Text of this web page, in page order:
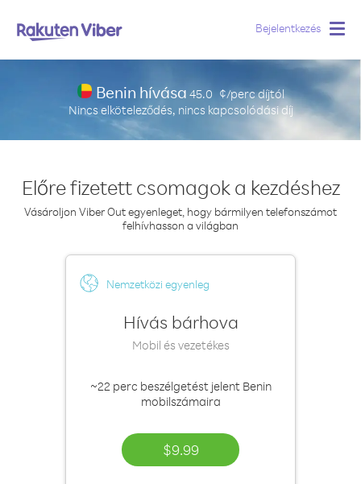
Bejelentkezés
Benin hívása 45.0 ¢/percdíjtól
Nincs elköteleződés, nincs kapcsolódási díj
Előre fizetett csomagok a kezdéshez
Vásároljon Viber Out egyenleget, hogy bármilyen telefonszámot
felhívhasson a világban
Nemzetközi egyenleg
Hívás bárhova
Mobil és vezetékes
~22 perc beszélgetést jelent Benin
mobilszámaira
$9.99